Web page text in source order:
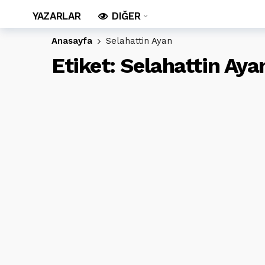
YAZARLAR DIĞER
Anasayfa Selahattin Ayan
Etiket: Selahattin